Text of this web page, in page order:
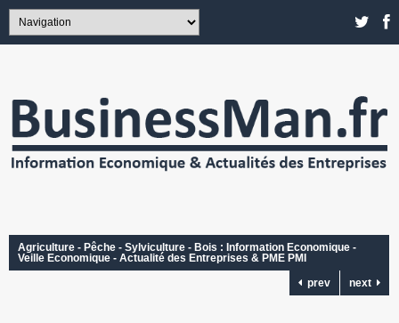
Agriculture - Pêche - Sylviculture - Bois : Information Economique -
Veille Economique - Actualité des Entreprises & PME PMI
prev
next